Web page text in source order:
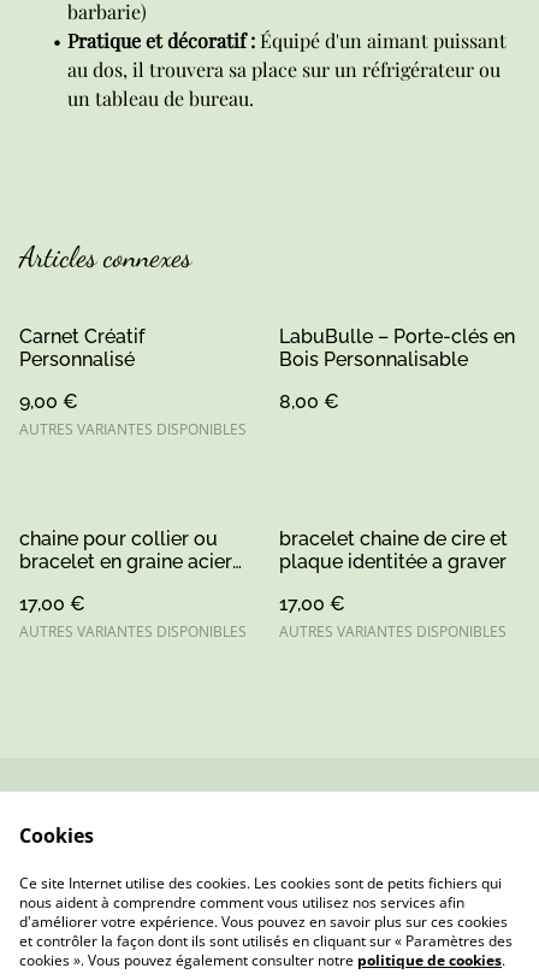
barbarie)
Pratique et décoratif :Équipé d'un aimant puissant
au dos, il trouvera sa place sur un réfrigérateur ou
un tableau de bureau.
Articles connexes
Carnet Créatif
Personnalisé
9,00 €
AUTRES VARIANTES DISPONIBLES
LabuBulle – Porte-clés en
Bois Personnalisable
8,00 €
chaine pour collier ou
bracelet en graine acier
17,00 €
AUTRES VARIANTES DISPONIBLES
bracelet chaine de cire et
plaque identitée a graver
17,00 €
AUTRES VARIANTES DISPONIBLES
confidentialité
Cookies
Ce site Internet utilise des cookies. Les cookies sont de petits fichiers qui
nous aident à comprendre comment vous utilisez nos services afin
d'améliorer votre expérience. Vous pouvez en savoir plus sur ces cookies
et contrôler la façon dont ils sont utilisés en cliquant sur « Paramètres des
cookies ». Vous pouvez également consulter notre politique de cookies.